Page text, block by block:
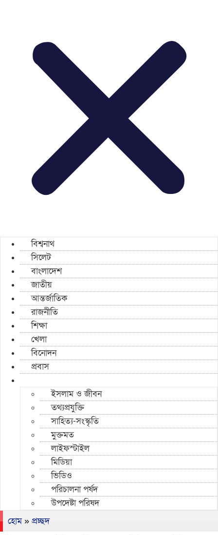
বিশ্বনাথ
সিলেট
বাংলাদেশ
জাতীয়
আন্তর্জাতিক
রাজনীতি
শিক্ষা
খেলা
বিনোদন
প্রবাস
ইসলাম ও জীবন
তথ্যপ্রযুক্তি
সাহিত্য-সংস্কৃতি
মুক্তমত
লাইফস্টাইল
মিডিয়া
ভিডিও
পরিচালনা পর্ষদ
উপদেষ্টা পরিষদ
হোম» প্রচ্ছদ